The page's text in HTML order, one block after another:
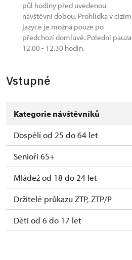
půl hodiny před uvedenou
návštěvní dobou. Prohlídka v cizím
jazyce je možná pouze po
předchozí domluvě. Polední pauza
12.00 - 12.30 hodin.
Vstupné
Kategorie návštěvníků
Dospělí od 25 do 64 let
Senioři 65+
Mládež od 18 do 24 let
Držitelé průkazu ZTP, ZTP/P
Děti od 6 do 17 let